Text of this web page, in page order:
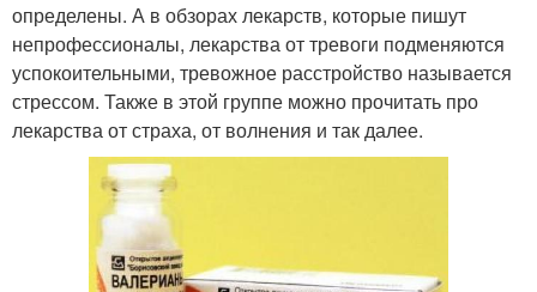
определены. А в обзорах лекарств, которые пишут
непрофессионалы, лекарства от тревоги подменяются
успокоительными, тревожное расстройство называется
стрессом. Также в этой группе можно прочитать про
лекарства от страха, от волнения и так далее.